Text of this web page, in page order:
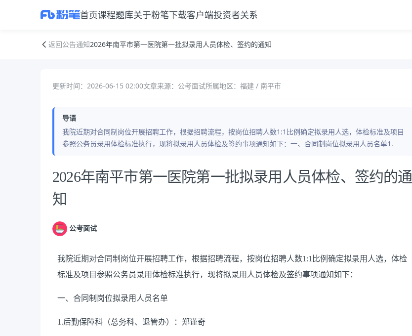
首页课程题库关于粉笔下载客户端投资者关系
返回公告通知2026年南平市第一医院第一批拟录用人员体检、签约的通知
更新时间：2026-06-15 02:00文章来源：公考面试所属地区：福建 / 南平市
导语
我院近期对合同制岗位开展招聘工作，根据招聘流程，按岗位招聘人数1:1比例确定拟录用人选，体检标准及项目
参照公务员录用体检标准执行，现将拟录用人员体检及签约事项通知如下：一、合同制岗位拟录用人员名单1.
公告正文
2026年南平市第一医院第一批拟录用人员体检、签约的通
知
公考面试
我院近期对合同制岗位开展招聘工作，根据招聘流程，按岗位招聘人数1:1比例确定拟录用人选，体检
标准及项目参照公务员录用体检标准执行， 现将拟录用人员体检及签约事项通知如下：
一、 合同制岗位拟录用人员名单
1.后勤保障科（总务科、退管办）：郑谨奇